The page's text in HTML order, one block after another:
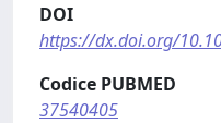
DOI
https://dx.doi.org/
Codice PUBMED
37540405